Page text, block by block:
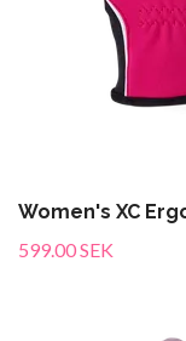
Women's XC
599.00 SEK